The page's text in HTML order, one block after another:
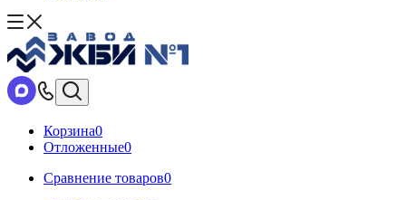
Корзина0
Отложенные0
Сравнение товаров0